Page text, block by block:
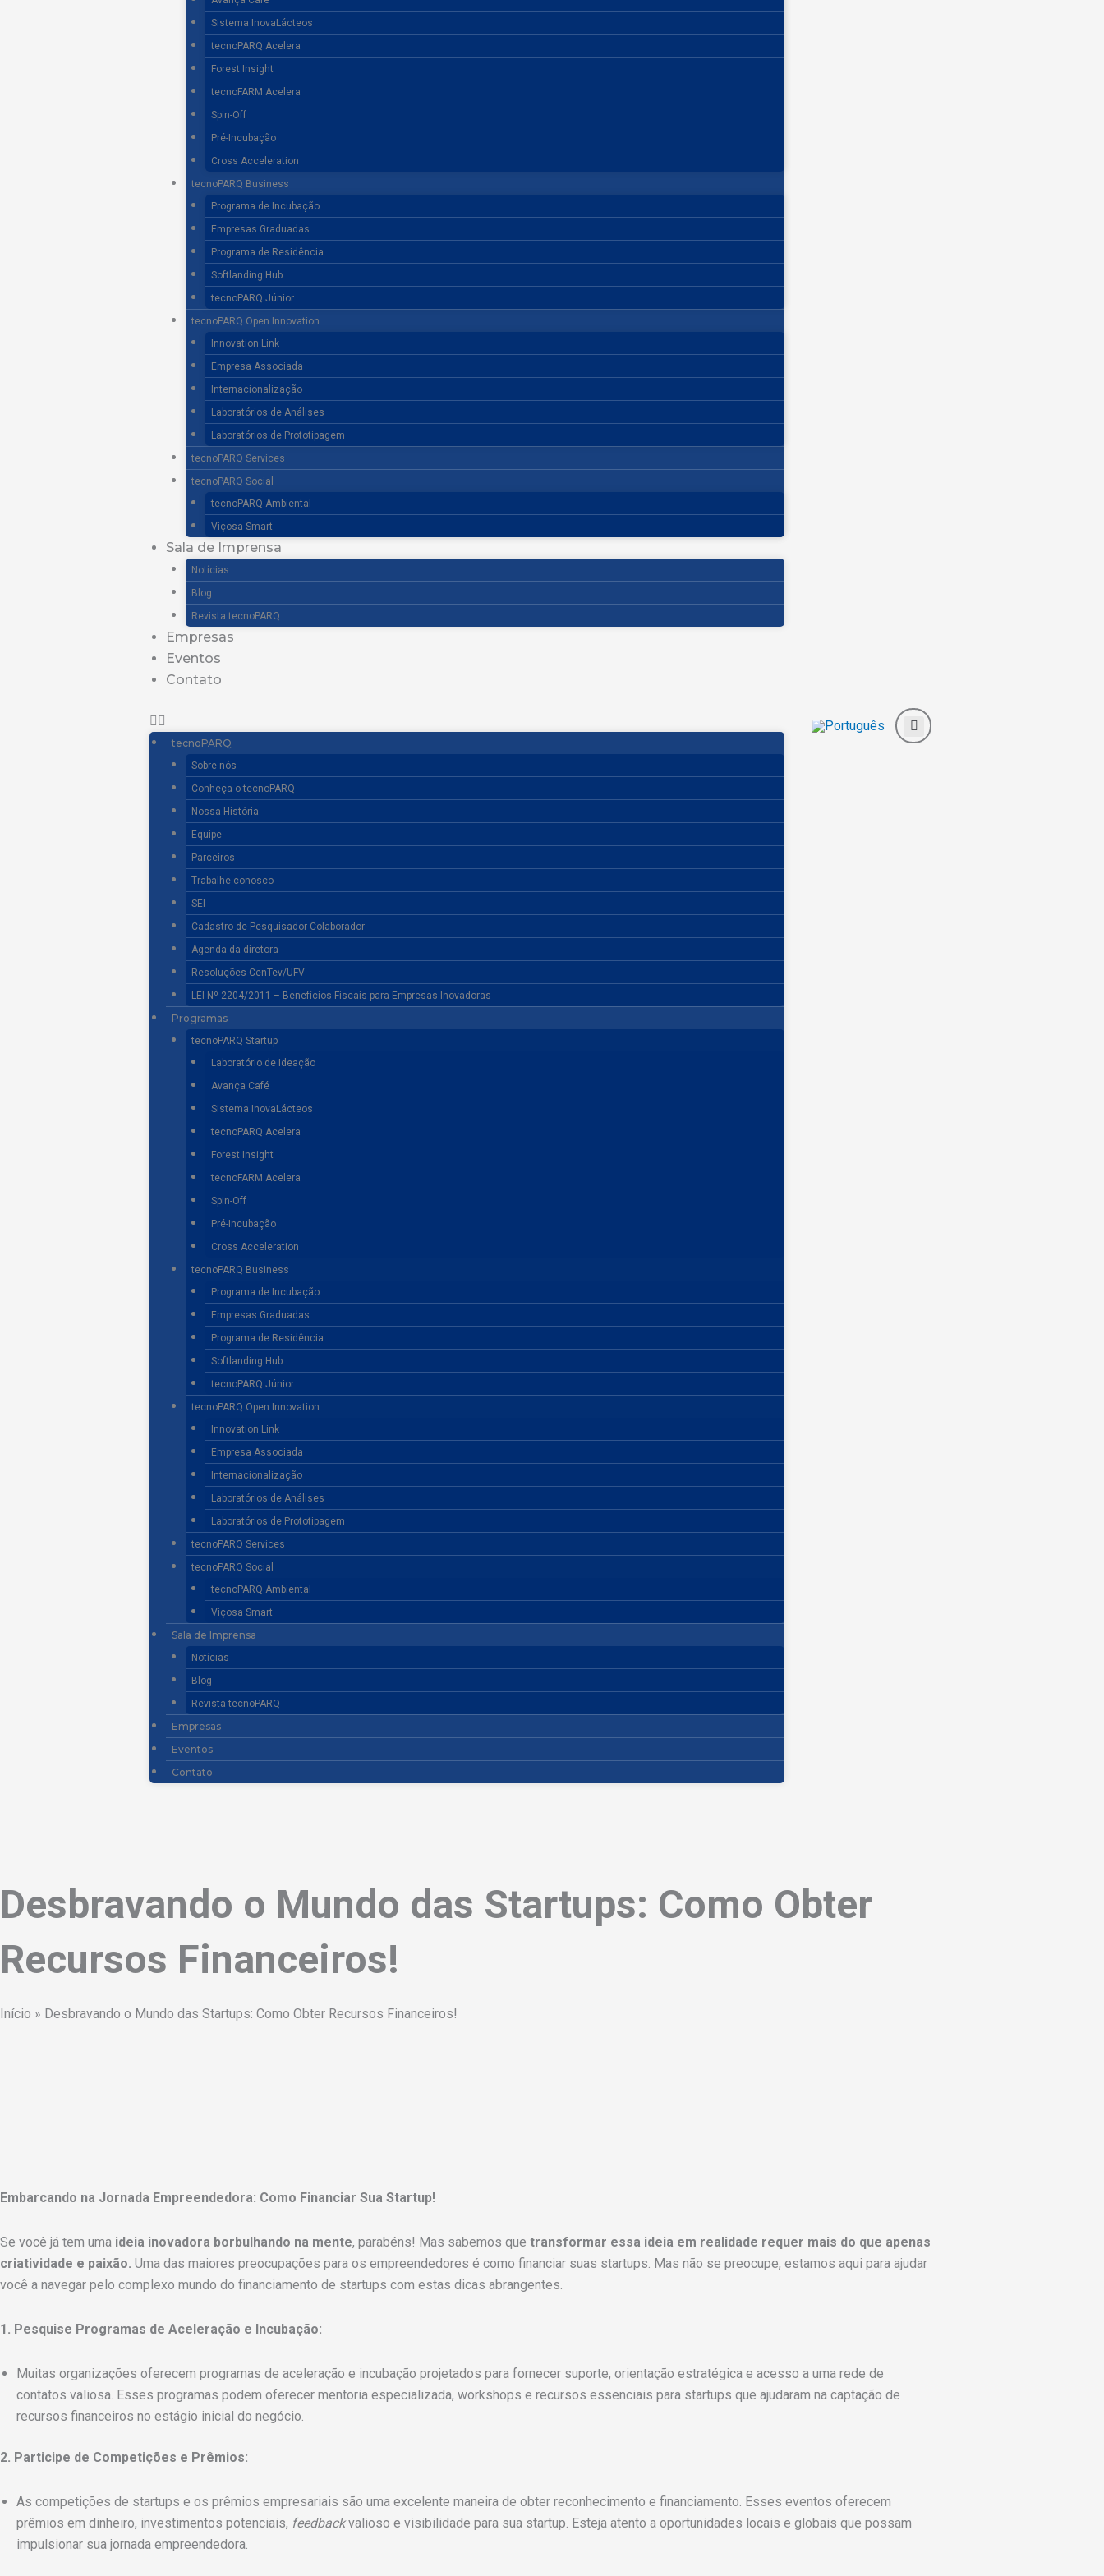
Sistema InovaLácteos
tecnoPARQ Acelera
Forest Insight
tecnoFARM Acelera
Spin-Off
Pré-Incubação
Cross Acceleration
tecnoPARQ Business
Programa de Incubação
Empresas Graduadas
Programa de Residência
Softlanding Hub
tecnoPARQ Júnior
tecnoPARQ Open Innovation
Innovation Link
Empresa Associada
Internacionalização
Laboratórios de Análises
Laboratórios de Prototipagem
tecnoPARQ Services
tecnoPARQ Social
tecnoPARQ Ambiental
Viçosa Smart
Sala de Imprensa
Notícias
Blog
Revista tecnoPARQ
Empresas
Eventos
Contato
tecnoPARQ
Sobre nós
Conheça o tecnoPARQ
Nossa História
Equipe
Parceiros
Trabalhe conosco
SEI
Cadastro de Pesquisador Colaborador
Agenda da diretora
Resoluções CenTev/UFV
LEI Nº 2204/2011 – Benefícios Fiscais para Empresas Inovadoras
Programas
tecnoPARQ Startup
Laboratório de Ideação
Avança Café
Sistema InovaLácteos
tecnoPARQ Acelera
Forest Insight
tecnoFARM Acelera
Spin-Off
Pré-Incubação
Cross Acceleration
tecnoPARQ Business
Programa de Incubação
Empresas Graduadas
Programa de Residência
Softlanding Hub
tecnoPARQ Júnior
tecnoPARQ Open Innovation
Innovation Link
Empresa Associada
Internacionalização
Laboratórios de Análises
Laboratórios de Prototipagem
tecnoPARQ Services
tecnoPARQ Social
tecnoPARQ Ambiental
Viçosa Smart
Sala de Imprensa
Notícias
Blog
Revista tecnoPARQ
Empresas
Eventos
Contato
Desbravando o Mundo das Startups: Como Obter
Recursos Financeiros!
Início » Desbravando o Mundo das Startups: Como Obter Recursos Financeiros!
Embarcando na Jornada Empreendedora: Como Financiar Sua Startup!
Se você já tem uma ideia inovadora borbulhando na mente, parabéns! Mas sabemos que transformar essa ideia em realidade requer mais do que apenas
criatividade e paixão. Uma das maiores preocupações para os empreendedores é como financiar suas startups. Mas não se preocupe, estamos aqui para ajudar
você a navegar pelo complexo mundo do financiamento de startups com estas dicas abrangentes.
1. Pesquise Programas de Aceleração e Incubação:
Muitas organizações oferecem programas de aceleração e incubação projetados para fornecer suporte, orientação estratégica e acesso a uma rede de
contatos valiosa. Esses programas podem oferecer mentoria especializada, workshops e recursos essenciais para startups que ajudaram na captação de
recursos financeiros no estágio inicial do negócio.
2. Participe de Competições e Prêmios:
As competições de startups e os prêmios empresariais são uma excelente maneira de obter reconhecimento e financiamento. Esses eventos oferecem
prêmios em dinheiro, investimentos potenciais, feedbackvalioso e visibilidade para sua startup. Esteja atento a oportunidades locais e globais que possam
impulsionar sua jornada empreendedora.